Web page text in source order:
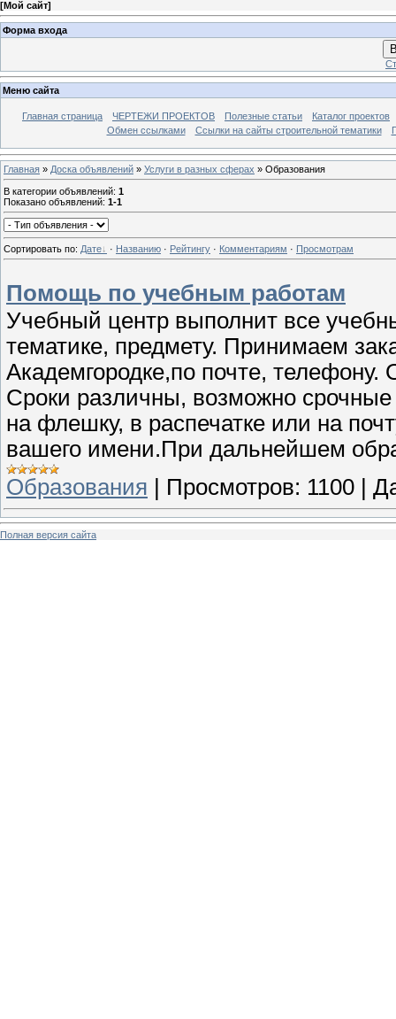
[Мой сайт]
Форма входа
Меню сайта
Главная страница ЧЕРТЕЖИ ПРОЕКТОВ Полезные статьи
Каталог проектов
Обмен ссылками
Ссылки на сайты строительной тематики
Главная » Доска объявлений » Услуги в разных сферах » Образования
В категории объявлений: 1
Показано объявлений: 1-1
Сортировать по: Дате · Названию · Рейтингу · Комментариям · Просмотрам
Помощь по учебным работам
Учебный центр выполнит все
тематике, предмету. Принимаем
Академгородке,по почте,
Сроки различны, возможно
на флешку, в распечатке или на
вашего имени.При дальнейшем
Образования
Просмотров: 1100
Полная версия сайта